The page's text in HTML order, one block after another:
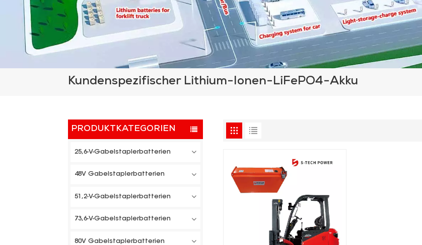
Kundenspezifischer Lithium-Ionen-LiFePO4-Akku
PRODUKTKATEGORIEN
25,6-V-Gabelstaplerbatterien
48V Gabelstaplerbatterien
51,2-V-Gabelstaplerbatterien
73,6-V-Gabelstaplerbatterien
80V Gabelstaplerbatterien